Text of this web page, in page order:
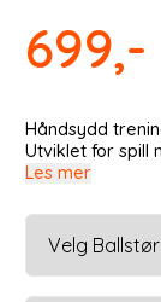
699,-
Håndsydd
Utviklet for spill
Les mer